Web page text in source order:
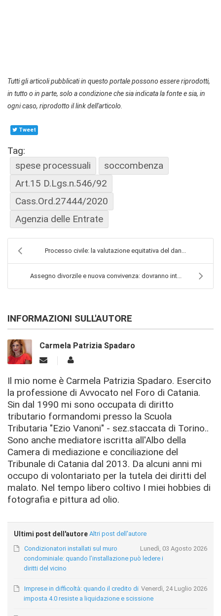
Tutti gli articoli pubblicati in questo portale possono essere riprodotti,
in tutto o in parte, solo a condizione che sia indicata la fonte e sia, in
ogni caso, riprodotto il link dell'articolo.
Tweet
Tag:
spese processuali
soccombenza
Art.15 D.Lgs.n.546/92
Cass.Ord.27444/2020
Agenzia delle Entrate
Processo civile: la valutazione equitativa del dan...
Assegno divorzile e nuova convivenza: dovranno int...
INFORMAZIONI SULL'AUTORE
Carmela Patrizia Spadaro
Il mio nome è Carmela Patrizia Spadaro. Esercito
la professione di Avvocato nel Foro di Catania.
Sin dal 1990 mi sono occupata di diritto
tributario formandomi presso la Scuola
Tributaria "Ezio Vanoni" - sez.staccata di Torino..
Sono anche mediatore iscritta all'Albo della
Camera di mediazione e conciliazione del
Tribunale di Catania dal 2013. Da alcuni anni mi
occupo di volontariato per la tutela dei diritti del
malato. Nel tempo libero coltivo I miei hobbies di
fotografia e pittura ad olio.
Ultimi post dell'autore Altri post dell'autore
Lunedì, 03 Agosto 2026
Condizionatori installati sul muro
condominiale: quando l’installazione può ledere i
diritti del vicino
Venerdì, 24 Luglio 2026
Imprese in difficoltà: quando il credito di
imposta 4.0 resiste a liquidazione e scissione